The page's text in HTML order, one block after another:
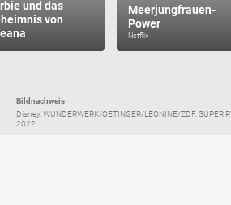
und das
von
Meerjungfrauen-
Power
Netflix
Bildnachweis
Disney, WUNDERWERK/OETINGER/LEONINE/ZDF, SUPER
2022...